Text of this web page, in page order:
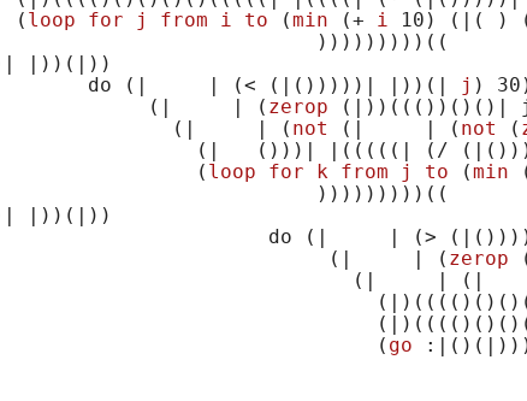
( loop for j from i to (min (+ i 10) (|( )
))))))))) ((
| |)) (|) )
do
(|     | (< (|() ))))| |)) (| j ) 30
(|     | ( zerop (|) ) ((() ) () () |
(|     | ( not (|     | ( not (
(|   () ))| | (((((| (/ (|()
( loop for k from j to (min
))))))))) ((
| |)) (|) )
do
(|     | (> (|()
(|     | ( zerop
(|     | (|
(|) (((() () ()
(|) (((() () ()
( go :|() (|)